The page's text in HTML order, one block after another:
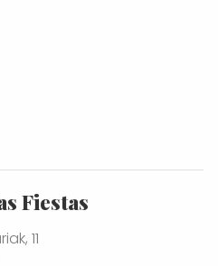
Fiestas
11